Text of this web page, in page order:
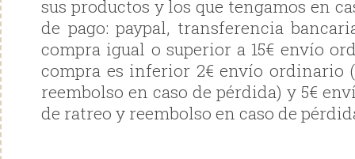
sus productos y los que tengamos en
de pago: paypal, transferencia
compra igual o superior a 15€ envío
compra es inferior 2€ envío ordinario
reembolso en caso de pérdida) y 5€
de ratreo y reembolso en caso de